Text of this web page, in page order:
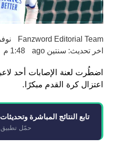
Fanzword Editorial Team
نوفمبر
اخر تحديث: سنتين ago
1:48 م
اضطُرت لعنة الإصابات أحد
اعتزال كرة القدم مبكرًا.
تابع النتائج المباشرة
حمّل تطبيق Fanzword